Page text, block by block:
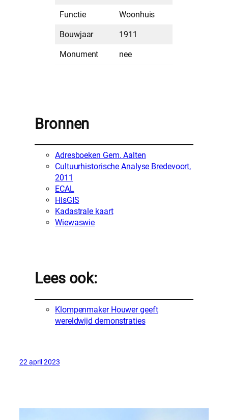
Functie Woonhuis
Bouwjaar 1911
Monument nee
Bronnen
Adresboeken Gem. Aalten
Cultuurhistorische Analyse Bredevoort,
2011
ECAL
HisGIS
Kadastrale kaart
Wiewaswie
Lees ook:
Klompenmaker Houwer geeft
wereldwijd demonstraties
22 april 2023